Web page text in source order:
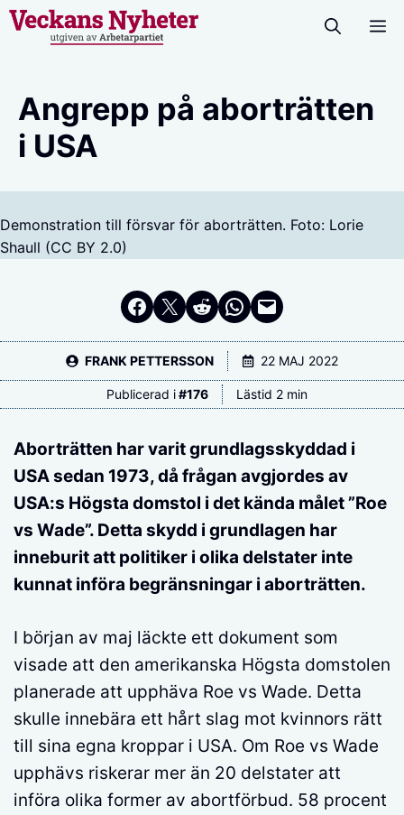
Hoppa
Angrepp på aborträtten
i USA
Demonstration till försvar för aborträtten. Foto: Lorie
Shaull (CC BY 2.0)
Dela på Facebook
Dela på Twitter
Dela på RedditDela i WhatsApp
Maila en länk
FRANK PETTERSSON 22 MAJ 2022
Publicerad i #176 Lästid 2 min
Aborträtten har varit grundlagsskyddad i
USA sedan 1973, då frågan avgjordes av
USA:s Högsta domstol i det kända målet ”Roe
vs Wade”. Detta skydd i grundlagen har
inneburit att politiker i olika delstater inte
kunnat införa begränsningar i aborträtten.
I början av maj läckte ett dokument som
visade att den amerikanska Högsta domstolen
planerade att upphäva Roe vs Wade. Detta
skulle innebära ett hårt slag mot kvinnors rätt
till sina egna kroppar i USA. Om Roe vs Wade
upphävs riskerar mer än 20 delstater att
införa olika former av abortförbud. 58 procent